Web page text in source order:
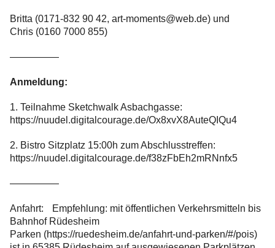
Britta (0171-832 90 42,art-moments@web.de) und
Chris (0160 7000 855)
—————
Anmeldung:
1. Teilnahme Sketchwalk Asbachgasse:
https://nuudel.digitalcourage.de/Ox8xvX8AuteQIQu4
2. Bistro Sitzplatz 15:00h zum Abschlusstreffen:
https://nuudel.digitalcourage.de/f38zFbEh2mRNnfx5
—————
Anfahrt: Empfehlung: mit öffentlichen Verkehrsmitteln bis
Bahnhof Rüdesheim
Parken (https://ruedesheim.de/anfahrt-und-parken/#/pois)